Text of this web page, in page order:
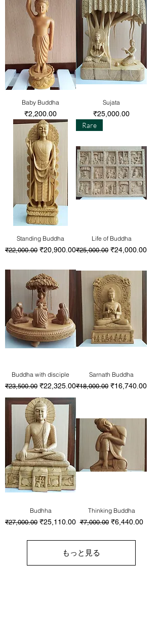
Baby Buddha
価格
₹2,200.00
Sujata
価格
₹25,000.00
Standing Buddha
通常価格
₹22,000.00 セール価格
₹20,900.00
Rare
Life of Buddha
通常価格
₹25,000.00 セール価格
₹24,000.00
Buddha with disciple
通常価格
₹23,500.00 セール価格
₹22,325.00
Sarnath Buddha
通常価格
₹18,000.00 セール価格
₹16,740.00
Budhha
通常価格
₹27,000.00 セール価格
₹25,110.00
Thinking Buddha
通常価格
₹7,000.00 セール価格
₹6,440.00
もっと見る